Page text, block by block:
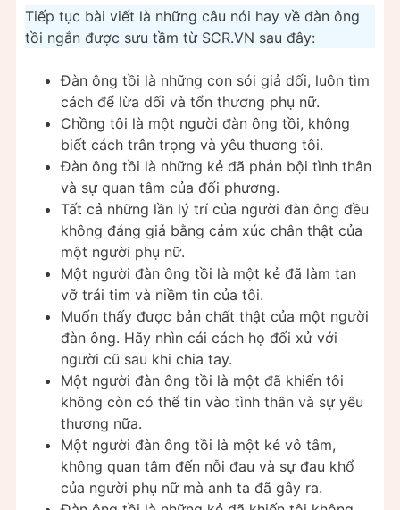
Tiếp tục bài viết là những câu nói hay về đàn ông
tồi ngắn được sưu tầm từ SCR.VN sau đây:
Đàn ông tồi là những con sói giả dối, luôn tìm
cách để lừa dối và tổn thương phụ nữ.
Chồng tôi là một người đàn ông tồi, không
biết cách trân trọng và yêu thương tôi.
Đàn ông tồi là những kẻ đã phản bội tình thân
và sự quan tâm của đối phương.
Tất cả những lần lý trí của người đàn ông đều
không đáng giá bằng cảm xúc chân thật của
một người phụ nữ.
Một người đàn ông tồi là một kẻ đã làm tan
vỡ trái tim và niềm tin của tôi.
Muốn thấy được bản chất thật của một người
đàn ông. Hãy nhìn cái cách họ đối xử với
người cũ sau khi chia tay.
Một người đàn ông tồi là một đã khiến tôi
không còn có thể tin vào tình thân và sự yêu
thương nữa.
Một người đàn ông tồi là một kẻ vô tâm,
không quan tâm đến nỗi đau và sự đau khổ
của người phụ nữ mà anh ta đã gây ra.